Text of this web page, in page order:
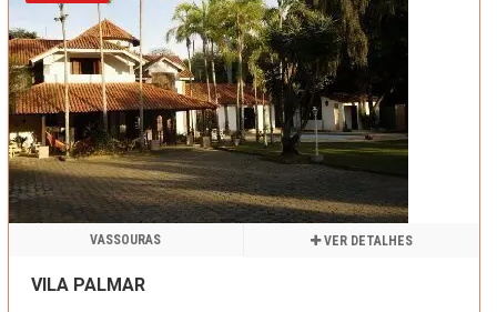
VASSOURAS VER DETALHES
VILA PALMAR